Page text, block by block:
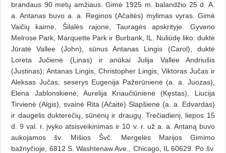
brandaus 90 metų amžiaus. Gimė 1925 m. balandžio 25 d. A.
a. Antanas buvo a. a. Reginos (Ačaitės) mylimas vyras. Gimė
Vaičių kaime, Šilalės rajone, Tauragės apskrityje. Gyveno
Melrose Park, Marquette Park ir Burbank, IL. Nuliūdę liko: duktė
Jūratė Vallee (John), sūnus Antanas Lingis (Carol), duktė
Loreta Jučienė (Linas) ir anūkai Julija Vallee Andriušis
(Justinas); Antanas Lingis, Christopher Lingis, Viktoras Jučas ir
Aleksas Jučas, seserys Eugenija Pažerūnienė (a. a. Juozas),
Elena Jablonskienė, Aurelija Kriaučiūnienė (Kęstas), Liucija
Tirvienė (Algis), svainė Rita (Ačaitė) Slapšienė (a. a. Edvardas)
ir daugelis dukterėčių, sūnėnų ir draugų. Trečiadienį, liepos 15
d. 9 val. r. įvyko atsisveikinimas ir 10 v. r. už a. a. Antaną buvo
aukojamos šv. Mišios Švč. Mergelės Marijos Gimimo
bažnyčioje, 6812 S. Washtenaw Ave., Chicago, IL 60629. Po šv.